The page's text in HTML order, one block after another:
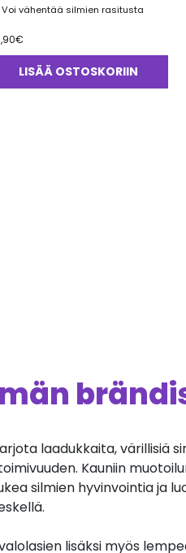
Voi vähentää silmien rasitusta
€
LISÄÄ OSTOSKORIIN
laadukkaita, värillisiä
Kauniin
silmien hyvinvointia ja
lisäksi myös